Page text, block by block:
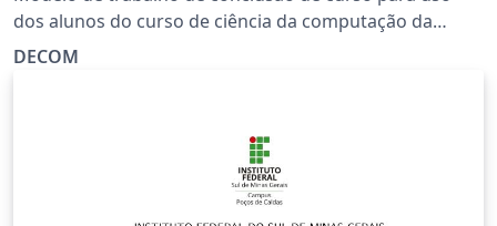
dos alunos do curso de ciência da computação da
Universidade Federal de Ouro Preto. O arquivo é
DECOM